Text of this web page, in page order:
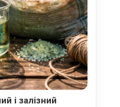
і залізний